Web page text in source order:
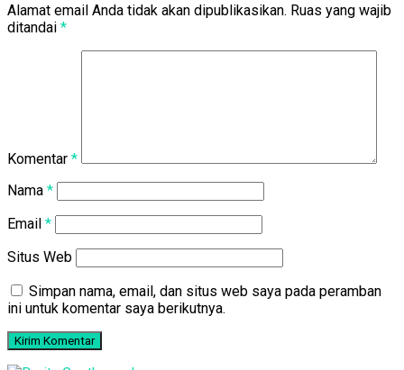
Alamat email Anda tidak akan dipublikasikan. Ruas yang wajib
ditandai *
Komentar *
Nama *
Email *
Situs Web
Simpan nama, email, dan situs web saya pada peramban
ini untuk komentar saya berikutnya.